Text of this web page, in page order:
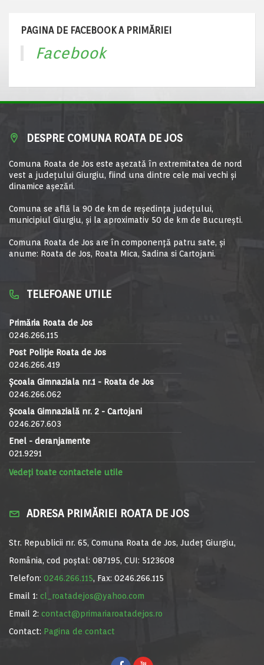
PAGINA DE FACEBOOK A PRIMĂRIEI
Facebook
DESPRE COMUNA ROATA DE JOS
Comuna Roata de Jos este aşezată în extremitatea de nord
vest a judeţului Giurgiu, fiind una dintre cele mai vechi şi
dinamice aşezări.
Comuna se află la 90 de km de reşedinţa judeţului,
municipiul Giurgiu, şi la aproximativ 50 de km de Bucureşti.
Comuna Roata de Jos are în componență patru sate, și
anume: Roata de Jos, Roata Mica, Sadina si Cartojani.
TELEFOANE UTILE
Primăria Roata de Jos
0246.266.115
Post Poliție Roata de Jos
0246.266.419
Școala Gimnaziala nr.1 - Roata de Jos
0246.266.062
Școala Gimnazială nr. 2 - Cartojani
0246.267.603
Enel - deranjamente
021.9291
Vedeți toate contactele utile
ADRESA PRIMĂRIEI ROATA DE JOS
Str. Republicii nr. 65, Comuna Roata de Jos, Județ Giurgiu,
România, cod poștal: 087195, CUI: 5123608
Telefon: 0246.266.115, Fax: 0246.266.115
Email 1: cl_roatadejos@yahoo.com
Email 2: contact@primariaroatadejos.ro
Contact: Pagina de contact